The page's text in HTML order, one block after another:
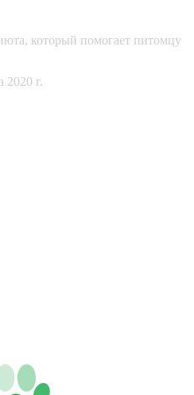
который помогает питомцу
2020 г.